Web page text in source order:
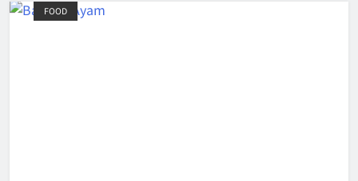
FOOD